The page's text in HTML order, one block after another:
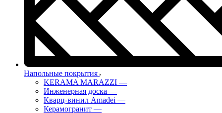
Напольные покрытия
KERAMA MARAZZI —
Инженерная доска —
Кварц-винил Amadei —
Керамогранит —